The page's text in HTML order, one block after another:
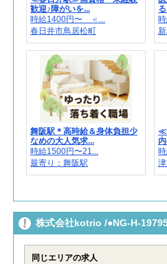
歓迎♪障がいを...
時給1400円〜 ＜...
春日井市鳥居松町
舞阪駅＊高時給＆身体負担少
なめの大人気求...
時給1500円〜21...
最寄り：舞阪駅
≪
株式会社kotrio /●NG-H-
同じエリアの求人